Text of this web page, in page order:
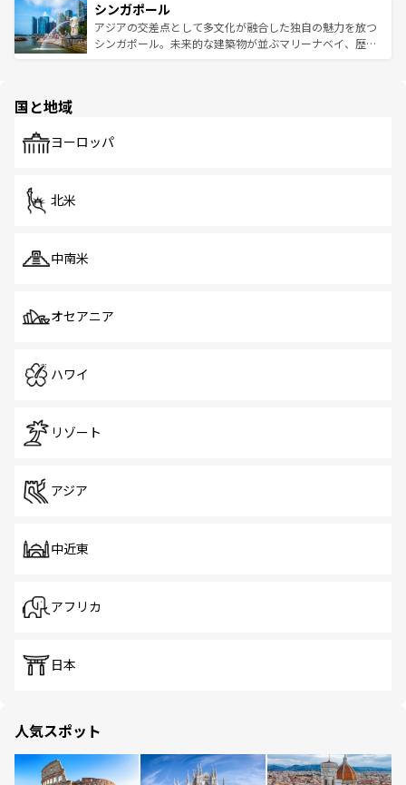
参照してほしい。
激する。気候は一年中温暖で、どの季節にも異なる楽しみ
が待っている。親しみやすいタイの人々、仏教を中心とし
た文化、そして多様な観光資源が、訪れる旅人を魅了し続
み、どこを訪れても感動するはず。観光スポットが密集し
ており、効率よく見どころを回れるのも魅力。息をのむよ
うな絶景から文化的な体験まで、香港を存分に楽しみ尽く
シンガポール
アジアの交差点として多文化が融合した独自の魅力を放つ
シンガポール。未来的な建築物が並ぶマリーナベイ、歴史
で、ホーカーズは地元の風情を楽しめる外せないスポット
国と地域
ヨーロッパ
北米
中南米
オセアニア
ハワイ
リゾート
アジア
中近東
アフリカ
日本
人気スポット